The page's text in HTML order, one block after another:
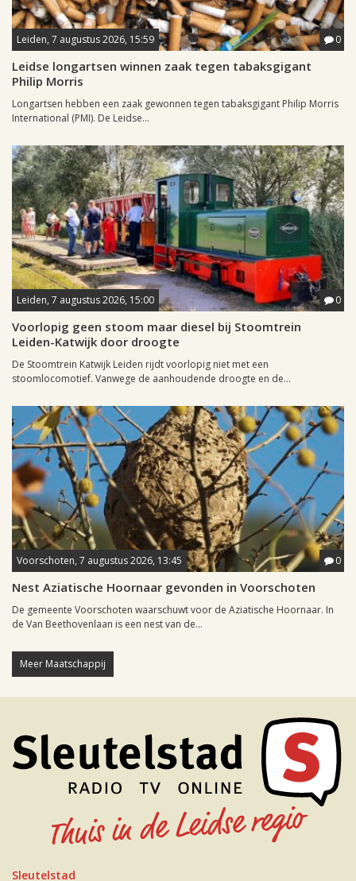
Leiden, 7 augustus 2026, 15:59 0
Leidse longartsen winnen zaak tegen tabaksgigant
Philip Morris
Longartsen hebben een zaak gewonnen tegen tabaksgigant Philip Morris
International (PMI). De Leidse...
Leiden, 7 augustus 2026, 15:00 0
Voorlopig geen stoom maar diesel bij Stoomtrein
Leiden-Katwijk door droogte
De Stoomtrein Katwijk Leiden rijdt voorlopig niet met een
stoomlocomotief. Vanwege de aanhoudende droogte en de...
Voorschoten, 7 augustus 2026, 13:45 0
Nest Aziatische Hoornaar gevonden in Voorschoten
De gemeente Voorschoten waarschuwt voor de Aziatische Hoornaar. In
de Van Beethovenlaan is een nest van de...
Meer Maatschappij
Sleutelstad